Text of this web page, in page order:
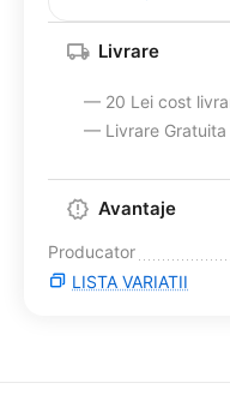
Livrare
— 20 Lei cost
— Livrare Gratuita
Avantaje
Producator
LISTA VARIATII